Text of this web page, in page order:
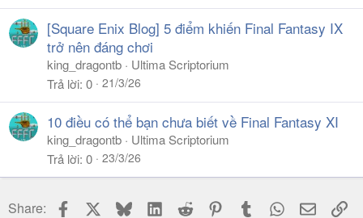
[Square Enix Blog] 5 điểm khiến Final Fantasy IX
trở nên đáng chơi
king_dragontb
Ultima Scriptorium
Trả lời 0 21/3/26
10 điều có thể bạn chưa biết về Final Fantasy XI
king_dragontb
Ultima Scriptorium
Trả lời 0 23/3/26
Share: Facebook BlueskyLinkedIn
Reddit PinterestTumblr WhatsApp
Email